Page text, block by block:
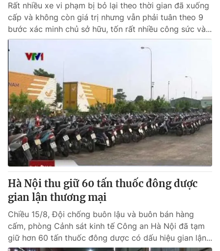
Rất nhiều xe vi phạm bị bỏ lại theo thời gian đã xuống
cấp và không còn giá trị nhưng vẫn phải tuân theo 9
bước xác minh chủ sở hữu, tốn rất nhiều công sức và...
Hà Nội thu giữ 60 tấn thuốc đông dược
gian lận thương mại
Chiều 15/8, Đội chống buôn lậu và buôn bán hàng
cấm, phòng Cảnh sát kinh tế Công an Hà Nội đã tạm
giữ hơn 60 tấn thuốc đông dược có dấu hiệu gian lận...